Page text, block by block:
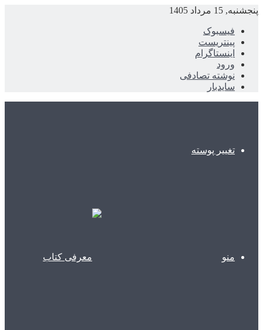
پنجشنبه, 15 مرداد 1405
فیسبوک
پینتریست
اینستاگرام
ورود
نوشته تصادفی
سایدبار
تغییر پوسته
منو